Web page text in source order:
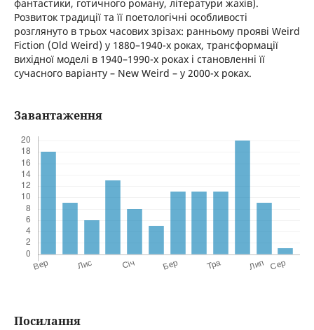
фантастики, готичного роману, літератури жахів).
Розвиток традиції та її поетологічні особливості
розглянуто в трьох часових зрізах: ранньому прояві Weird
Fiction (Old Weird) у 1880–1940-х роках, трансформації
вихідної моделі в 1940–1990-х роках і становленні її
сучасного варіанту – New Weird – у 2000-х роках.
Завантаження
Посилання